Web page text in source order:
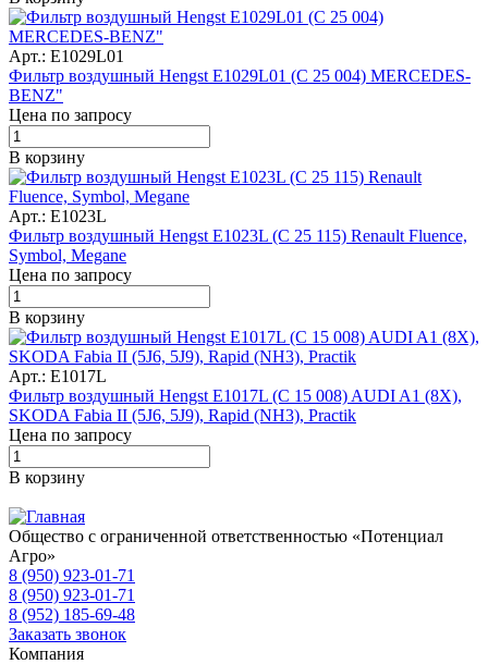
Арт.: E1029L01
Фильтр воздушный Hengst E1029L01 (C 25 004) MERCEDES-
BENZ"
Цена по запросу
В корзину
Арт.: E1023L
Фильтр воздушный Hengst E1023L (C 25 115) Renault Fluence,
Symbol, Megane
Цена по запросу
В корзину
Арт.: E1017L
Фильтр воздушный Hengst E1017L (C 15 008) AUDI A1 (8X),
SKODA Fabia II (5J6, 5J9), Rapid (NH3), Practik
Цена по запросу
В корзину
Общество с ограниченной ответственностью «Потенциал
Агро»
8 (950) 923-01-71
8 (950) 923-01-71
8 (952) 185-69-48
Заказать звонок
Компания